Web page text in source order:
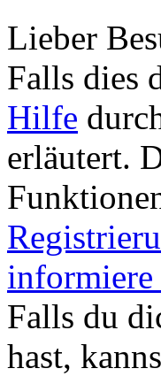
Lieber
Falls dies
Hilfe
erläutert.
Falls du
hast,